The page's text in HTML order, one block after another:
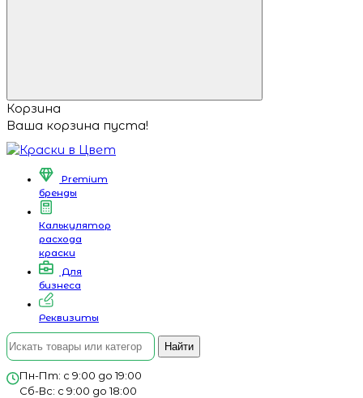
Корзина
Ваша корзина пуста!
Premium
бренды
Калькулятор
расхода
краски
Для
бизнеса
Реквизиты
Найти
Пн-Пт: с 9:00 до 19:00
Сб-Вс: с 9:00 до 18:00